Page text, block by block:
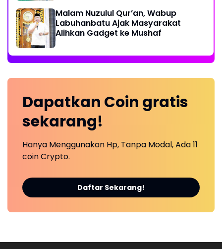
Malam Nuzulul Qur’an, Wabup
Labuhanbatu Ajak Masyarakat
Alihkan Gadget ke Mushaf
Dapatkan Coin gratis
sekarang!
Hanya Menggunakan Hp, Tanpa Modal, Ada 11
coin Crypto.
Daftar Sekarang!